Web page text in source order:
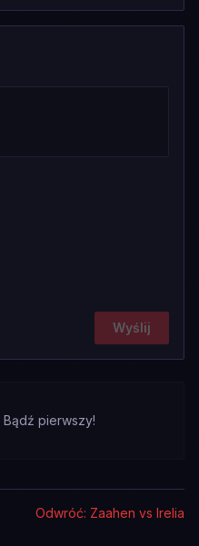
Wyślij
pierwszy!
Odwróć: Zaahen vs Irelia